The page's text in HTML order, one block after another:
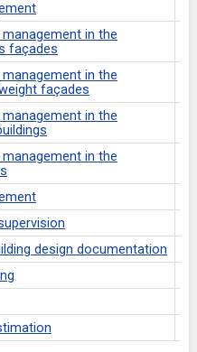
in the
façades
in the
façades
in the
in the
design documentation